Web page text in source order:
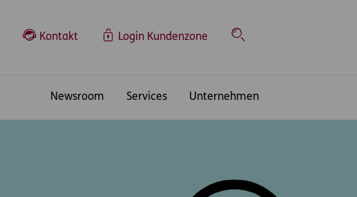
Kontakt Login Kundenzone
Suche
Newsroom Services Unternehmen